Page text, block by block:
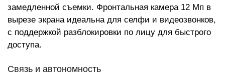
замедленной съемки. Фронтальная камера 12 Мп в
вырезе экрана идеальна для селфи и видеозвонков,
с поддержкой разблокировки по лицу для быстрого
доступа.
Связь и автономность